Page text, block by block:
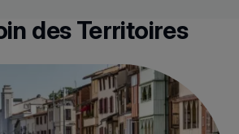
des Territoires